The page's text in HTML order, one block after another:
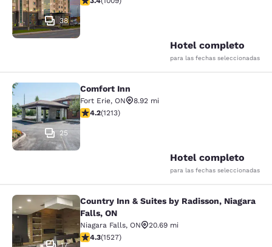
38
Hotel completo
para las fechas seleccionadas
Comfort Inn
25
Comfort Inn
Fort Erie, ON
8.92 mi
calificación de 4.16 estrellas. Muy bueno. 1213 reseñas
4.2(1213)
Hotel completo
para las fechas seleccionadas
Country Inn & Suites by Radisson,
17
Country Inn & Suites by Radisson, Niagara
Falls, ON
Niagara Falls, ON
20.69 mi
calificación de 4.32 estrellas. Excelente. 1527 reseñas
4.3(1527)